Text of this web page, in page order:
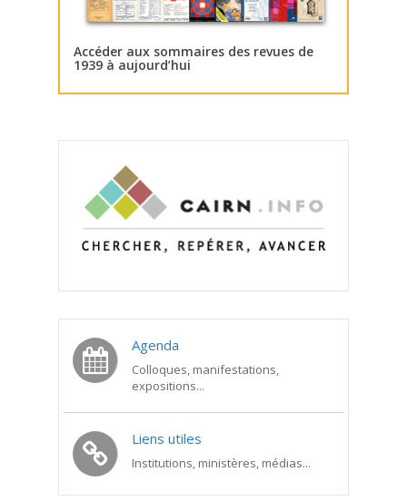
Accéder aux sommaires des revues de
1939 à aujourd’hui
Agenda
Colloques, manifestations,
expositions...
Liens utiles
Institutions, ministères, médias...